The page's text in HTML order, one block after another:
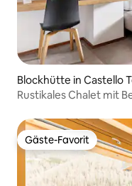
Blockhütte in Castello
Rustikales Chalet mit
Gäste-Favorit
Gäste-Favorit